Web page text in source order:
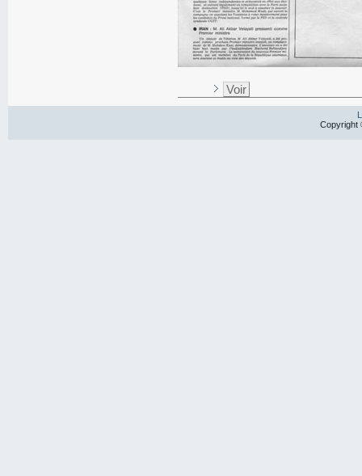
Voir
Copyright